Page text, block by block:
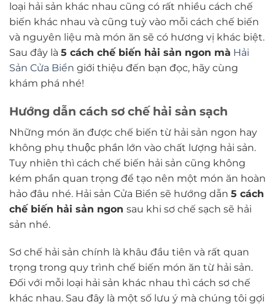
loại hải sản khác nhau cũng có rất nhiều cách chế
biến khác nhau và cũng tuỳ vào mỗi cách chế biến
và nguyên liệu mà món ăn sẽ có hương vị khác biệt.
Sau đây là 5 cách chế biến hải sản ngon mà Hải
Sản Cửa Biển giới thiệu đến bạn đọc, hãy cùng
khám phá nhé!
Hướng dẫn cách sơ chế hải sản sạch
Những món ăn được chế biến từ hải sản ngon hay
không phụ thuộc phần lớn vào chất lượng hải sản.
Tuy nhiên thì cách chế biến hải sản cũng không
kém phần quan trọng để tạo nên một món ăn hoàn
hảo đâu nhé. Hải sản Cửa Biển sẽ hướng dẫn 5 cách
chế biến hải sản ngon sau khi sơ chế sạch sẽ hải
sản nhé.
Sơ chế hải sản chính là khâu đầu tiên và rất quan
trọng trong quy trình chế biến món ăn từ hải sản.
Đối với mỗi loại hải sản khác nhau thì cách sơ chế
khác nhau. Sau đây là một số lưu ý mà chúng tôi gợi